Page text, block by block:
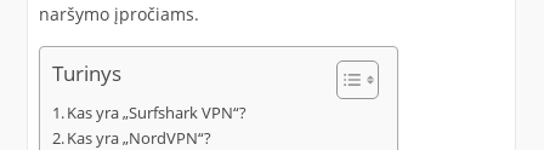
naršymo įpročiams.
Turinys
Kas yra „Surfshark VPN“?
Kas yra „NordVPN“?